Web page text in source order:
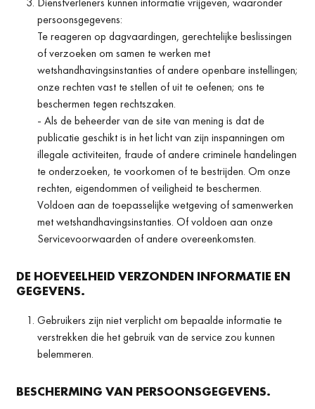
persoonsgegevens:
Te reageren op dagvaardingen, gerechtelijke beslissingen
of verzoeken om samen te werken met
wetshandhavingsinstanties of andere openbare instellingen;
onze rechten vast te stellen of uit te oefenen; ons te
beschermen tegen rechtszaken.
- Als de beheerder van de site van mening is dat de
publicatie geschikt is in het licht van zijn inspanningen om
illegale activiteiten, fraude of andere criminele handelingen
te onderzoeken, te voorkomen of te bestrijden. Om onze
rechten, eigendommen of veiligheid te beschermen.
Voldoen aan de toepasselijke wetgeving of samenwerken
met wetshandhavingsinstanties. Of voldoen aan onze
Servicevoorwaarden of andere overeenkomsten.
DE HOEVEELHEID VERZONDEN INFORMATIE EN
GEGEVENS.
Gebruikers zijn niet verplicht om bepaalde informatie te
verstrekken die het gebruik van de service zou kunnen
belemmeren.
BESCHERMING VAN PERSOONSGEGEVENS.